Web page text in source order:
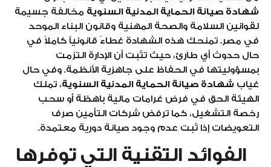
شهادة صيانة الحماية المدنية السنوية مخالفة جسيمة
لقوانين السلامة والصحة المهنية وقانون البناء الموحد
في مصر. تمنحك هذه الشهادة غطاءً قانونياً كاملاً في
حال حدوث أي طارئ، حيث تثبت أن الإدارة التزمت
بمسؤوليتها في الحفاظ على جاهزية الأنظمة. وفي حال
غياب شهادة صيانة الحماية المدنية السنوية، تملك
الهيئة الحق في فرض غرامات مالية باهظة أو سحب
رخصة التشغيل، كما ترفض شركات التأمين صرف
التعويضات إذا ثبت عدم وجود صيانة دورية معتمدة.
الفوائد التقنية التي توفرها